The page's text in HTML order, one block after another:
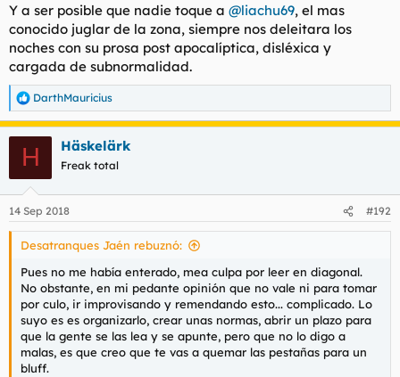
Y a ser posible que nadie toque a @liachu69, el mas
conocido juglar de la zona, siempre nos deleitara los
noches con su prosa post apocalíptica, disléxica y
cargada de subnormalidad.
R
e
a
e
s
DarthMauricius
H Häskelärk
Freak total
14 Sep 2018 #192
Desatranques Jaén rebuznó:
Pues no me había enterado, mea culpa por leer en diagonal.
No obstante, en mi pedante opinión que no vale ni para tomar
por culo, ir improvisando y remendando esto... complicado. Lo
suyo es es organizarlo, crear unas normas, abrir un plazo para
que la gente se las lea y se apunte, pero que no lo digo a
malas, es que creo que te vas a quemar las pestañas para un
bluff.